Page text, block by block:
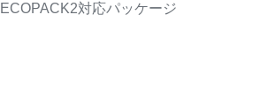
ECOPACK2対応パッケージ